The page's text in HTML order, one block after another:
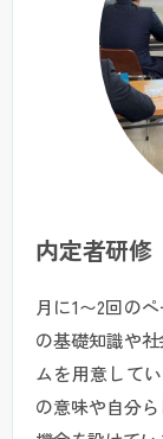
内定者研修
月に1〜2回の
の基礎知識や
ムを用意して
の意味や自分